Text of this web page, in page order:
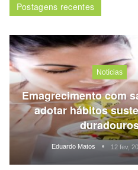
Postagens recentes
Notícias
Emagrecimento com
adotar hábitos
Eduardo Matos 12 fev,